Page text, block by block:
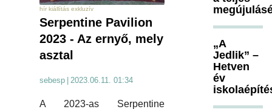
hír kiállítás exkluzív
Serpentine Pavilion
2023 - Az ernyő, mely
asztal
sebesp 2023.06.11. 01:34
A 2023-as Serpentine
„A
Jedlik” –
Hetven
év